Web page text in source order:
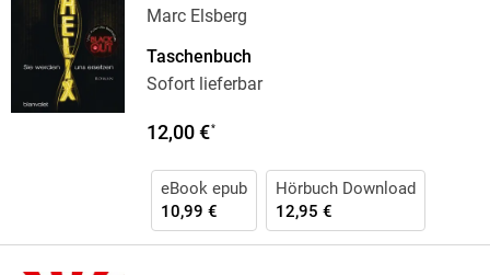
Marc Elsberg
Taschenbuch
Sofort lieferbar
12,00 €*
eBook epub
10,99 €
Hörbuch Download
12,95 €